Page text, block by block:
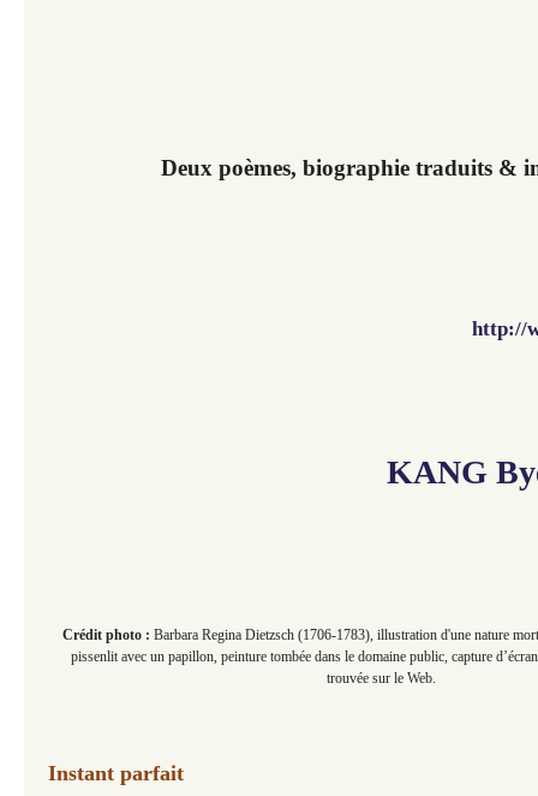
Deux poèmes, biographie traduits &
http://
KANG
Crédit photo : Barbara Regina Dietzsch (1706-1783), illustration d'une nature
pissenlit avec un papillon, peinture tombée dans le domaine public, capture
trouvée sur le Web.
Instant parfait